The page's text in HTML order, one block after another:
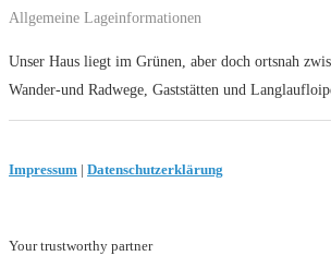
Allgemeine Lageinformationen
Unser Haus liegt im Grünen, aber doch ortsnah
Wander-und Radwege, Gaststätten und
Impressum | Datenschutzerklärung
Your trustworthy partner